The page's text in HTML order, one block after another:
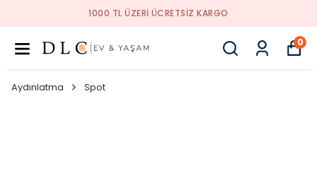
1000 TL ÜZERI ÜCRETSIZ KARGO
0
Aydınlatma Spot